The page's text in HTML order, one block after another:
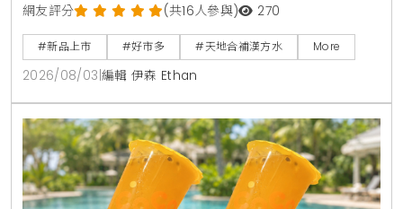
仁，山楂等草本素材，口感甘潤清爽。產品於2026年8
月上旬全台好市多Costco獨家上市，每箱24入售價
729元，提供日常輕鬆補水新選擇。
網友評分 (共16人參與) 270
#新品上市 #好市多 #天地合補漢方水 More
2026/08/03 編輯 伊森 Ethan